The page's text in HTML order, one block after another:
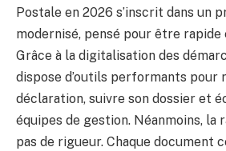
Postale en 2026 s’inscrit dans un
modernisé, pensé pour être rapide
Grâce à la digitalisation des
dispose d’outils performants pour
déclaration, suivre son dossier et
équipes de gestion. Néanmoins, la
pas de rigueur. Chaque document